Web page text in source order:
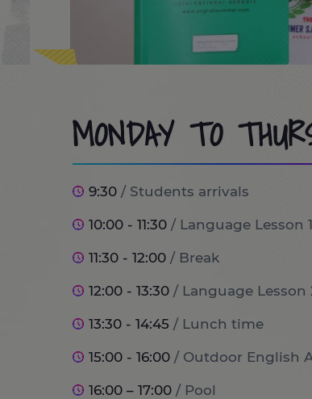
MONDAY TO
9:30 / Students arrivals
10:00 - 11:30 / Language Lesson
11:30 - 12:00 / Break
12:00 - 13:30 / Language
13:30 - 14:45 / Lunch time
15:00 - 16:00 / Outdoor English
16:00 – 17:00 / Pool